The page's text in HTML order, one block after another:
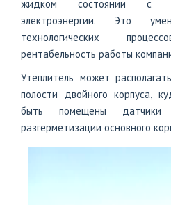
жидком состоянии с
электроэнергии. Это
технологических
рентабельность работы
Утеплитель может
полости двойного корпуса,
быть помещены датчики
разгерметизации основного